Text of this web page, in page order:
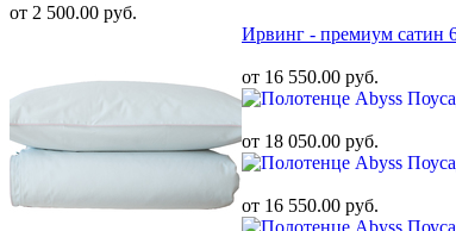
от 2 500.00 руб.
Ирвинг - премиум сатин
от 16 550.00 руб.
от 18 050.00 руб.
от 16 550.00 руб.